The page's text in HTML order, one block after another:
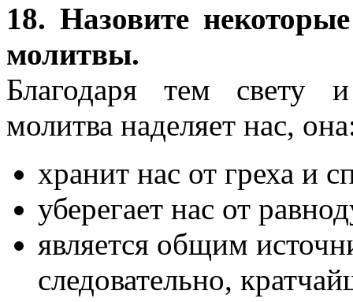
18. Назовите
молитвы.
Благодаря тем свету
молитва наделяет нас,
хранит нас от греха и
уберегает нас от
является общим
следовательно,